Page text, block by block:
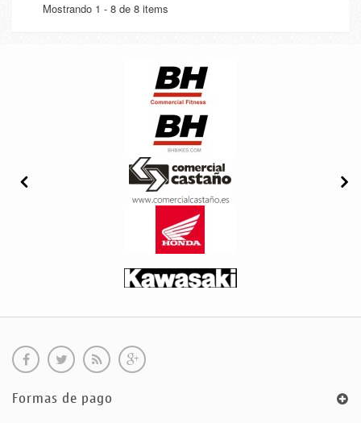
Mostrando 1 - 8 de 8 items
Formas de pago